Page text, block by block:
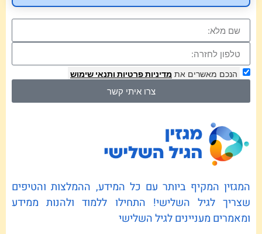
הנכם מאשרים את מדיניות פרטיות ותנאי שימוש
צרו איתי קשר
המגזין המקיף ביותר עם כל המידע, ההמלצות והטיפים
שצריך לגיל השלישי! התחילו ללמוד ולהנות ממידע
ומאמרים מעניינים לגיל השלישי